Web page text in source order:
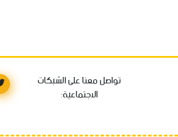
تواصل معنا على الشبكات
الاجتماعية: